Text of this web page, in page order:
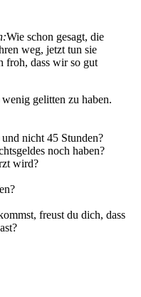
Wie schon gesagt, die
weg, jetzt tun sie
froh, dass wir so gut
gelitten zu haben.
nicht 45 Stunden?
noch haben?
wird?
freust du dich, dass